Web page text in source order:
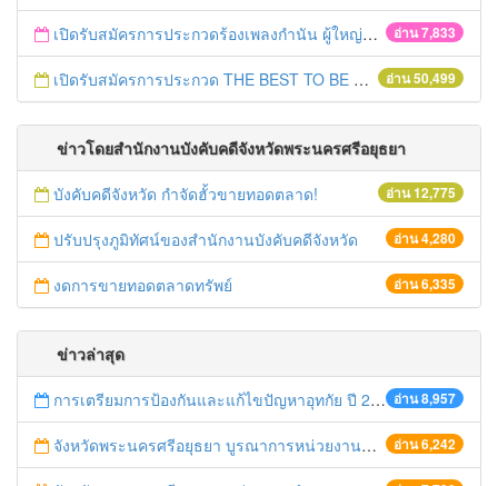
อ่าน 7,833
เปิดรับสมัครการประกวดร้องเพลงกำนัน ผู้ใหญ่บ้าน ฯลฯ
อ่าน 50,499
เปิดรับสมัครการประกวด THE BEST TO BE NUMBER ONE
ข่าวโดยสำนักงานบังคับคดีจังหวัดพระนครศรีอยุธยา
อ่าน 12,775
บังคับคดีจังหวัด กำจัดฮั้วขายทอดตลาด!
อ่าน 4,280
ปรับปรุงภูมิทัศน์ของสำนักงานบังคับคดีจังหวัด
อ่าน 6,335
งดการขายทอดตลาดทรัพย์
ข่าวล่าสุด
อ่าน 8,957
การเตรียมการป้องกันและแก้ไขปัญหาอุทกัย ปี 2561
อ่าน 6,242
จังหวัดพระนครศรีอยุธยา บูรณาการหน่วยงานที่เกี่ยวข้อง ลงพื้นที่จัดระเบียบและดำเนินมาตรการตามบทลงโทษสูงสุดกับผู้ประกอบการร้านค้าที่ยังฝ่าฝืนตั้งร้านค้ารุกล้ำเขตพื้นที่ทางหลวง เตรียมความปลอดภัยก่อนเทศกาลสงกรานต์